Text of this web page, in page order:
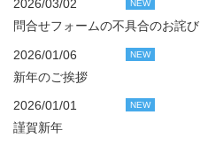
2026/03/02 NEW
問合せフォームの不具合のお詫び
2026/01/06 NEW
新年のご挨拶
2026/01/01 NEW
謹賀新年